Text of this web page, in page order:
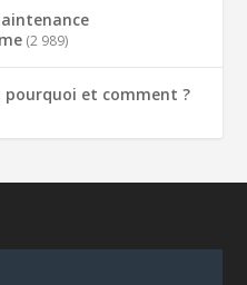
(2 989)
pourquoi et comment ?